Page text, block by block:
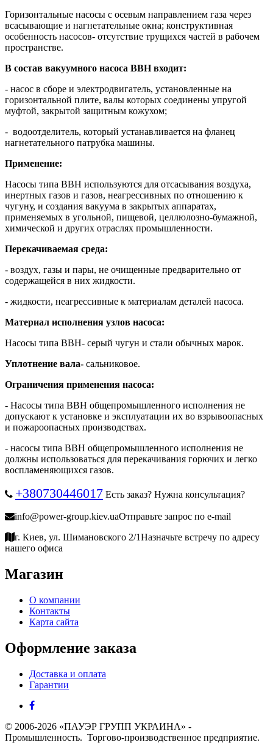
Горизонтальные насосы с осевым направлением газа через
всасывающие и нагнетательные окна; конструктивная
особенность насосов- отсутствие трущихся частей в рабочем
пространстве.
В состав вакуумного насоса ВВН входит:
- насос в сборе и электродвигатель, установленные на
горизонтальной плите, валы которых соединены упругой
муфтой, закрытой защитным кожухом;
- водоотделитель, который устанавливается на фланец
нагнетательного патрубка машины.
Применение:
Насосы типа ВВН используются для отсасывания воздуха,
инертных газов и газов, неагрессивных по отношению к
чугуну, и создания вакуума в закрытых аппаратах,
применяемых в угольной, пищевой, целлюлозно-бумажной,
химической и других отраслях промышленности.
Перекачиваемая среда:
- воздух, газы и пары, не очищенные предварительно от
содержащейся в них жидкости.
- жидкости, неагрессивные к материалам деталей насоса.
Материал исполнения узлов насоса:
Насосы типа ВВН- серый чугун и стали обычных марок.
Уплотнение вала- сальниковое.
Ограничения применения насоса:
- Насосы типа ВВН общепромышленного исполнения не
допускают к установке и эксплуатации их во взрывоопасных
и пожароопасных производствах.
- насосы типа ВВН общепромышленного исполнения не
должны использоваться для перекачивания горючих и легко
воспламеняющихся газов.
+380730446017 Есть заказ? Нужна консультация?
info@power-group.kiev.uaОтправьте запрос по e-mail
г. Киев, ул. Шимановского 2/1Назначьте встречу по адресу
нашего офиса
Магазин
О компании
Контакты
Карта сайта
Оформление заказа
Доставка и оплата
Гарантии
© 2006-2026 «ПАУЭР ГРУПП УКРАИНА» -
Промышленность. Торгово-производственное предприятие.